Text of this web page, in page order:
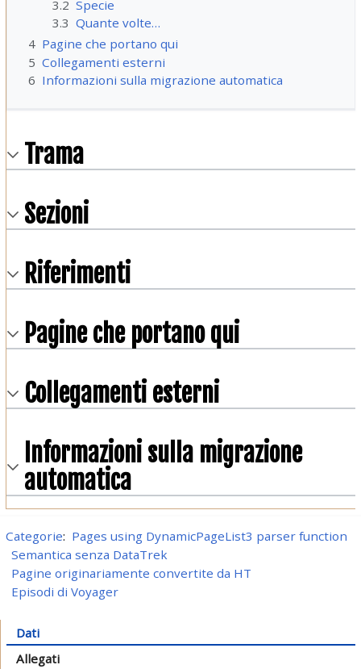
3.2 Specie
3.3 Quante volte…
4 Pagine che portano qui
5 Collegamenti esterni
6 Informazioni sulla migrazione automatica
Trama
Sezioni
Riferimenti
Pagine che portano qui
Collegamenti esterni
Informazioni sulla migrazione
automatica
Categorie: Pages using DynamicPageList3 parser function
Semantica senza DataTrek
Pagine originariamente convertite da HT
Episodi di Voyager
Dati
Allegati